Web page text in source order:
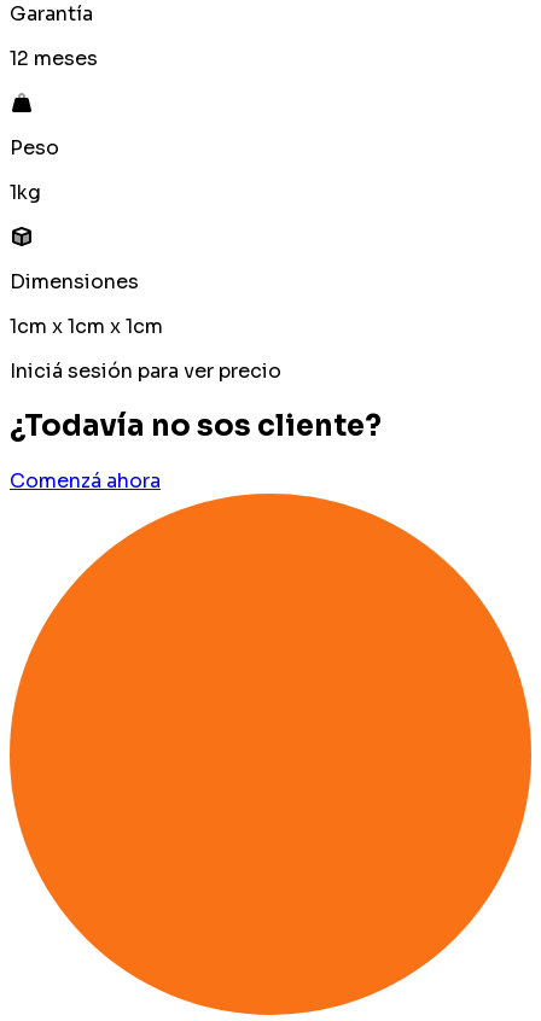
Garantía
12 meses
Peso
1kg
Dimensiones
1cm x 1cm x 1cm
Iniciá sesión para ver precio
¿Todavía no sos cliente?
Comenzá ahora